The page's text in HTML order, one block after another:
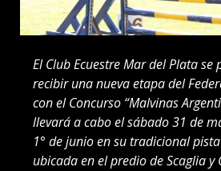
El Club Ecuestre Mar del Plata
recibir una nueva etapa del
con el Concurso “Malvinas
llevará a cabo el sábado 31 de
1° de junio en su tradicional
ubicada en el predio de Scaglia y